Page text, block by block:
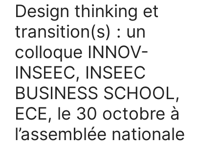
Design thinking et
transition(s) : un
colloque INNOV-
INSEEC, INSEEC
BUSINESS SCHOOL,
ECE, le 30 octobre à
l’assemblée nationale